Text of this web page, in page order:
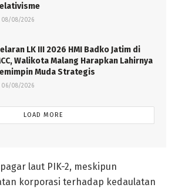
08/08/2026
LK III 2026 HMI Badko Jatim di
Walikota Malang Harapkan Lahirnya
Muda Strategis
06/08/2026
LOAD MORE
laut PIK-2, meskipun
korporasi terhadap kedaulatan